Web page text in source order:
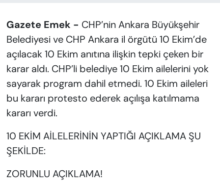
Gazete Emek - CHP’nin Ankara Büyükşehir
Belediyesi ve CHP Ankara il örgütü 10 Ekim’de
açılacak 10 Ekim anıtına ilişkin tepki çeken bir
karar aldı. CHP’li belediye 10 Ekim ailelerini yok
sayarak program dahil etmedi. 10 Ekim aileleri
bu kararı protesto ederek açılışa katılmama
kararı verdi.
10 EKİM AİLELERİNİN YAPTIĞI AÇIKLAMA ŞU
ŞEKİLDE:
ZORUNLU AÇIKLAMA!
YAZAR KÖŞESİ
SİYASET
VAN VE DİYARBAKIR HABERLERİ